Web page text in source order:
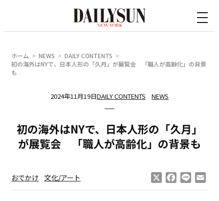
ホーム NEWS
DAILY CONTENTS
初の海外はNYで、日本人形の「久月」が展覧会 「職人が高齢化」の背景
も
2024年11月19日DAILY CONTENTS NEWS
初の海外はNYで、日本人形の「久月」
が展覧会 「職人が高齢化」の背景も
おでかけ 文化/アート Facebook
Line